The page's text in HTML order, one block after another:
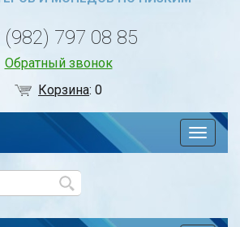
(982) 797 08 85
Обратный звонок
Корзина:0
по